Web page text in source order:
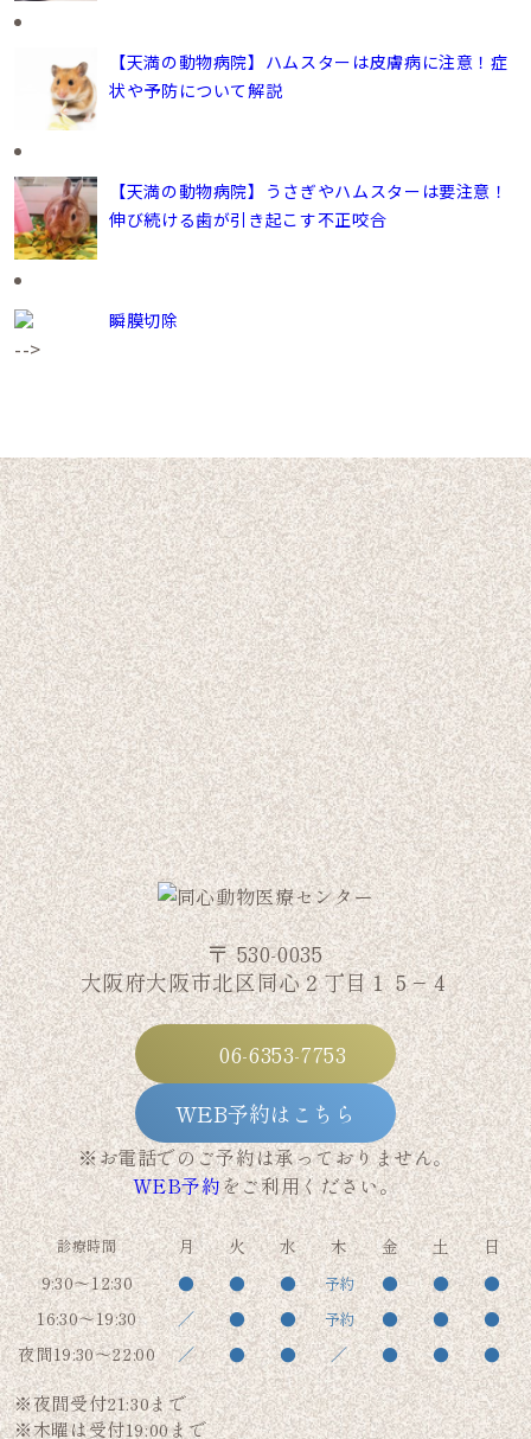
【天満の動物病院】ハムスターは皮膚病に注意！症
状や予防について解説
【天満の動物病院】うさぎやハムスターは要注意！
伸び続ける歯が引き起こす不正咬合
瞬膜切除
-->
〒 530-0035
大阪府大阪市北区同心２丁目１５−４
06-6353-7753
WEB予約はこちら
※お電話でのご予約は承っておりません。
WEB予約をご利用ください。
診療時間 月 火 水 木 金 土
日
9:30～12:30
● ● ● 予約 ● ●
●
16:30～19:30
／ ● ● 予約 ● ●
●
夜間19:30～22:00
／ ● ● ／ ● ● ●
※夜間受付21:30まで
※木曜は受付19:00まで